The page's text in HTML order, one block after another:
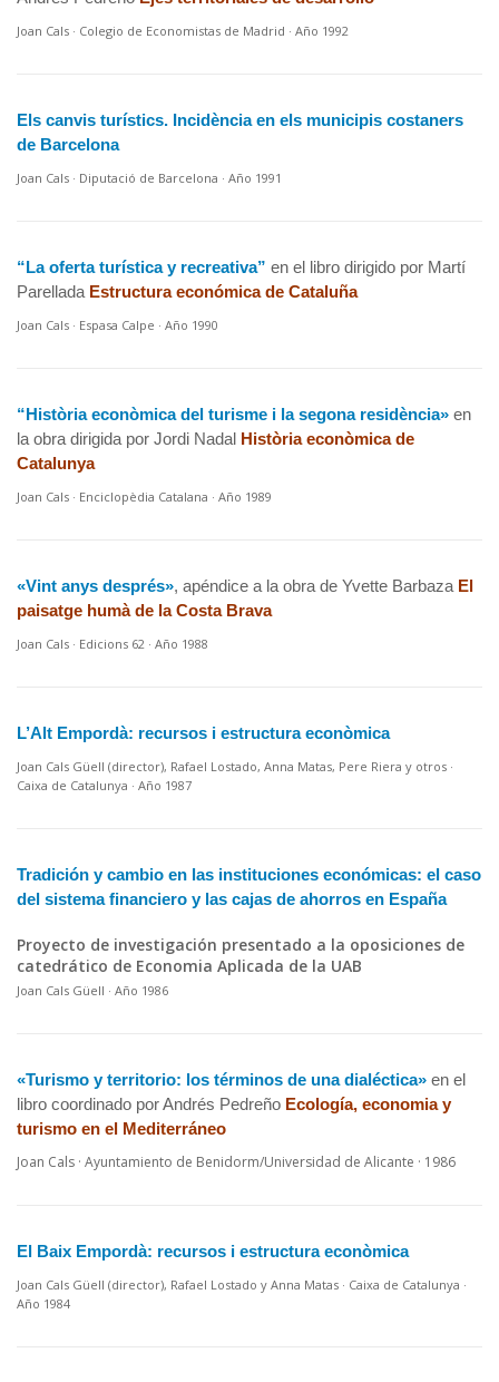
Joan Cals · Colegio de Economistas de Madrid · Año 1992
Els canvis turístics. Incidència en els municipis costaners
de Barcelona
Joan Cals · Diputació de Barcelona · Año 1991
“La oferta turística y recreativa” en el libro dirigido por Martí
Parellada Estructura económica de Cataluña
Joan Cals · Espasa Calpe · Año 1990
“Història econòmica del turisme i la segona residència» en
la obra dirigida por Jordi Nadal Història econòmica de
Catalunya
Joan Cals · Enciclopèdia Catalana · Año 1989
«Vint anys després», apéndice a la obra de Yvette Barbaza El
paisatge humà de la Costa Brava
Joan Cals · Edicions 62 · Año 1988
L’Alt Empordà: recursos i estructura econòmica
Joan Cals Güell (director), Rafael Lostado, Anna Matas, Pere Riera y otros ·
Caixa de Catalunya · Año 1987
Tradición y cambio en las instituciones económicas: el caso
del sistema financiero y las cajas de ahorros en España
Proyecto de investigación presentado a la oposiciones de
catedrático de Economia Aplicada de la UAB
Joan Cals Güell · Año 1986
«Turismo y territorio: los términos de una dialéctica» en el
libro coordinado por Andrés Pedreño Ecología, economia y
turismo en el Mediterráneo
Joan Cals · Ayuntamiento de Benidorm/Universidad de Alicante · 1986
El Baix Empordà: recursos i estructura econòmica
Joan Cals Güell (director), Rafael Lostado y Anna Matas · Caixa de Catalunya ·
Año 1984